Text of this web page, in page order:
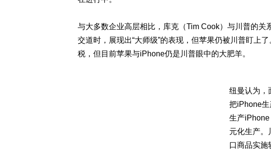
与大多数企业高层相比，库克（Tim Cook）与川普的关
交道时，展现出“大师级”的表现，但苹果仍被川普盯上
税，但目前苹果与iPhone仍是川普眼中的大肥羊。
纽曼认为，
把iPhone
生产
元化生产。
口商品实施